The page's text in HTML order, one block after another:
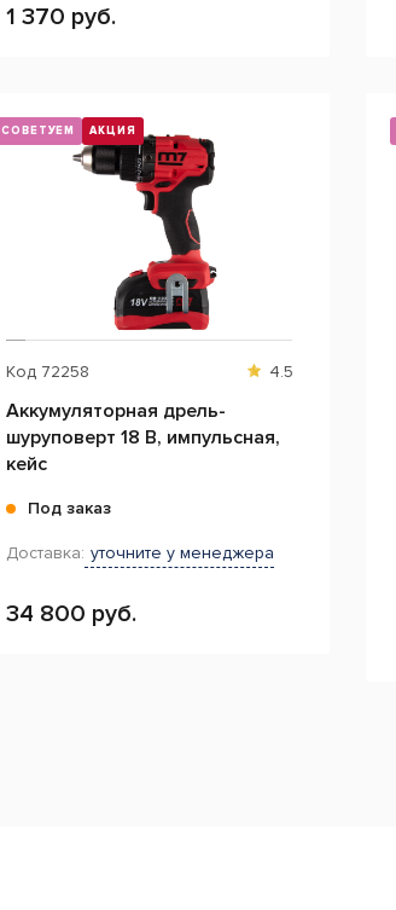
1 370 руб.
СОВЕТУЕМ АКЦИЯ
Код 72258 4.5
Аккумуляторная дрель-
шуруповерт 18 В, импульсная,
кейс
Под заказ
Доставка: уточните у менеджера
34 800 руб.